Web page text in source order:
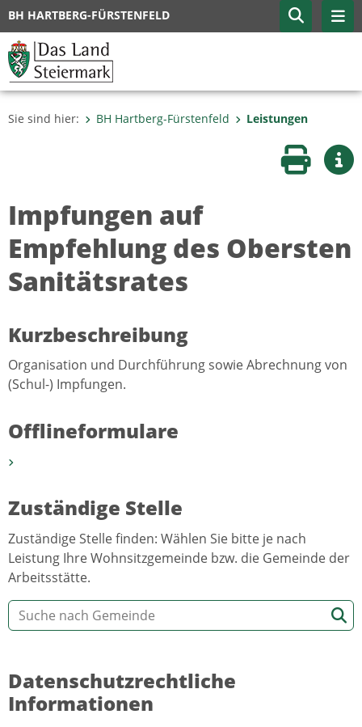
BH HARTBERG-FÜRSTENFELD
Sie sind hier: BH Hartberg-Fürstenfeld Leistungen
Seite
Impfungen auf
Empfehlung des Obersten
Sanitätsrates
Kurzbeschreibung
Organisation und Durchführung sowie Abrechnung von
(Schul-) Impfungen.
Offlineformulare
Zuständige Stelle
Zuständige Stelle finden: Wählen Sie bitte je nach
Leistung Ihre Wohnsitzgemeinde bzw. die Gemeinde der
Arbeitsstätte.
Datenschutzrechtliche
Informationen